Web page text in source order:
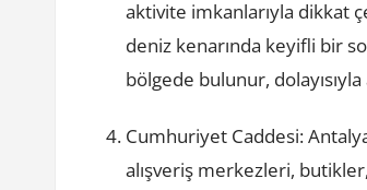
aktivite imkanlarıyla dikkat
deniz kenarında keyifli bir
bölgede bulunur,
Cumhuriyet Caddesi:
alışveriş merkezleri,